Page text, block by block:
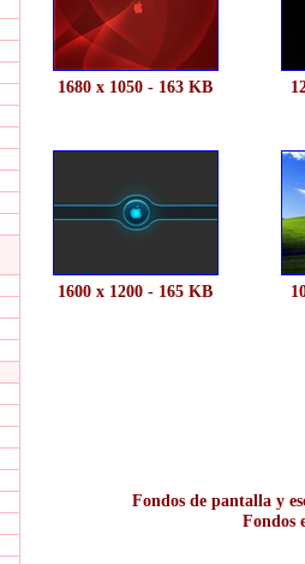
1680 x 1050 - 163 KB
1600 x 1200 - 165 KB
Fondos de pantalla y
Fondos